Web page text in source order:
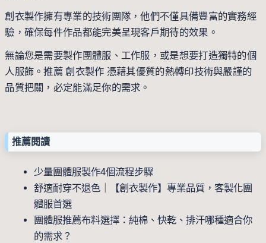
創衣製作擁有專業的技術團隊，他們不僅具備豐富的實務經
驗，確保每件作品都能完美呈現客戶期待的效果。
無論您是需要製作團體服、工作服，或是想要打造獨特的個
人服飾。推薦創衣製作 憑藉其優質的熱轉印技術與嚴謹的
品質把關，必定能滿足你的需求。
推薦閱讀
少量團體服製作4個流程步驟
舒適耐穿不退色｜【創衣製作】專業品質，客製化團
體服首選
團體服推薦布料選擇：純棉、快乾、排汗哪種適合你
的需求？